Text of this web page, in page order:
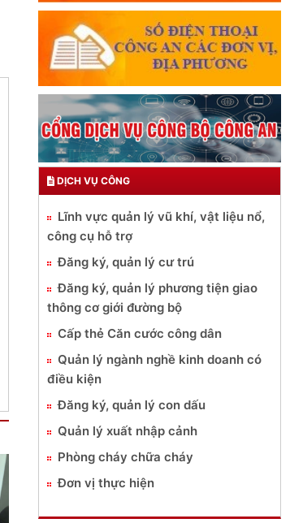
DỊCH VỤ CÔNG
Lĩnh vực quản lý vũ khí, vật liệu nổ,
công cụ hỗ trợ
Đăng ký, quản lý cư trú
Đăng ký, quản lý phương tiện giao
thông cơ giới đường bộ
Cấp thẻ Căn cước công dân
Quản lý ngành nghề kinh doanh có
điều kiện
Đăng ký, quản lý con dấu
Quản lý xuất nhập cảnh
Phòng cháy chữa cháy
Đơn vị thực hiện